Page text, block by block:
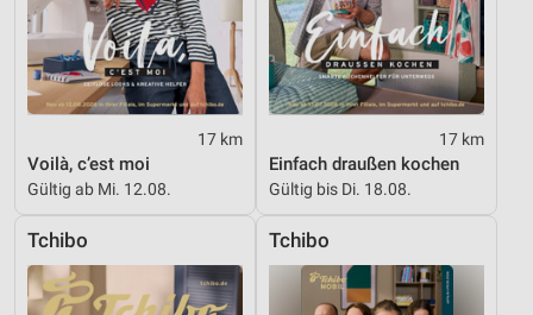
17 km
Voilà, c’est moi
Gültig ab Mi. 12.08.
17 km
Einfach draußen kochen
Gültig bis Di. 18.08.
Tchibo Tchibo